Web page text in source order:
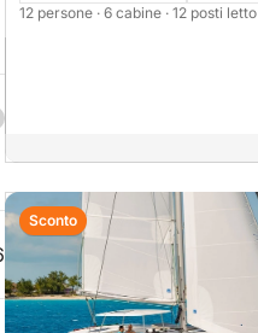
12 persone · 6 cabine · 12 posti letto
Sconto